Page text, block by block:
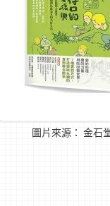
圖片來源： 金石